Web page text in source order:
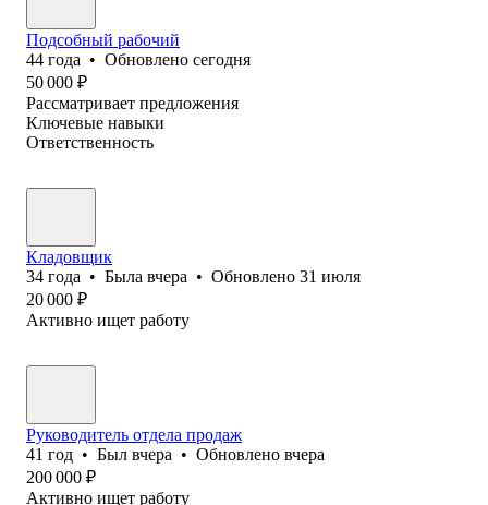
Подсобный рабочий
44 года • Обновлено сегодня
50 000 ₽
Рассматривает предложения
Ключевые навыки
Ответственность
Кладовщик
34 года • Была вчера • Обновлено 31 июля
20 000 ₽
Активно ищет работу
Руководитель отдела продаж
41 год • Был вчера • Обновлено вчера
200 000 ₽
Активно ищет работу